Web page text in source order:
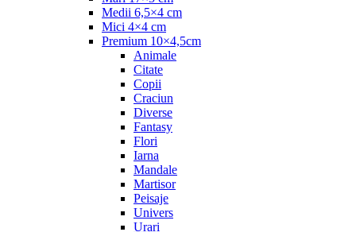
Medii 6,5×4 cm
Mici 4×4 cm
Premium 10×4,5cm
Animale
Citate
Copii
Craciun
Diverse
Fantasy
Flori
Iarna
Mandale
Martisor
Peisaje
Univers
Urari